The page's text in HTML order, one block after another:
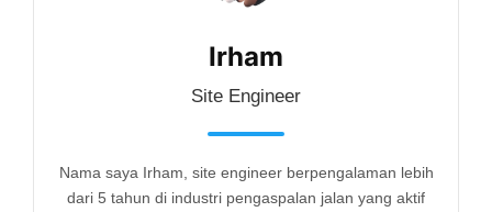
Irham
Site Engineer
Nama saya Irham, site engineer berpengalaman lebih
dari 5 tahun di industri pengaspalan jalan yang aktif